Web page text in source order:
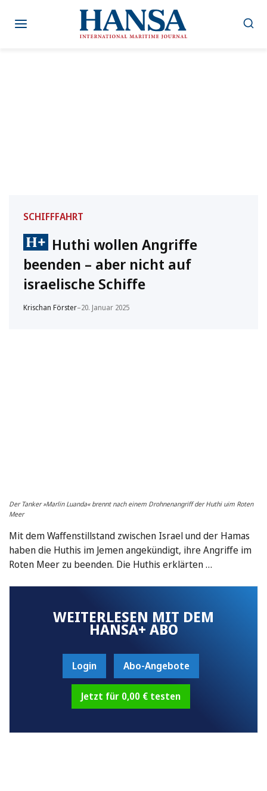
Inhalt
SCHIFFFAHRT
Huthi wollen Angriffe
beenden – aber nicht auf
israelische Schiffe
Krischan Förster–20. Januar 2025
Der Tanker »Marlin Luanda« brennt nach einem Drohnenangriff der Huthi uim Roten
Meer
Mit dem Waffenstillstand zwischen Israel und der Hamas
haben die Huthis im Jemen angekündigt, ihre Angriffe im
Roten Meer zu beenden. Die Huthis erklärten …
WEITERLESEN MIT DEM
HANSA+ ABO
Login Abo-Angebote
Jetzt für 0,00 € testen